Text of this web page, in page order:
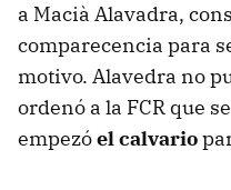
a Macià Alavadra,
comparecencia para
motivo. Alavedra no
ordenó a la FCR que
empezóel calvario